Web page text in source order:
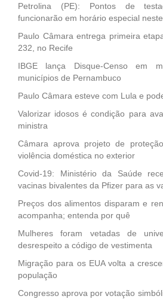
Petrolina (PE): Pontos de
funcionarão em horário especial
Paulo Câmara entrega primeira
232, no Recife
IBGE lança Disque-Censo em
municípios de Pernambuco
Paulo Câmara esteve com Lula e
Valorizar idosos é condição para
ministra
Câmara aprova projeto de
violência doméstica no exterior
Covid-19: Ministério da Saúde
vacinas bivalentes da Pfizer para as
Preços dos alimentos disparam e
acompanha; entenda por quê
Mulheres foram vetadas de
desrespeito a código de vestimenta
Migração para os EUA volta a
população
Congresso aprova por votação